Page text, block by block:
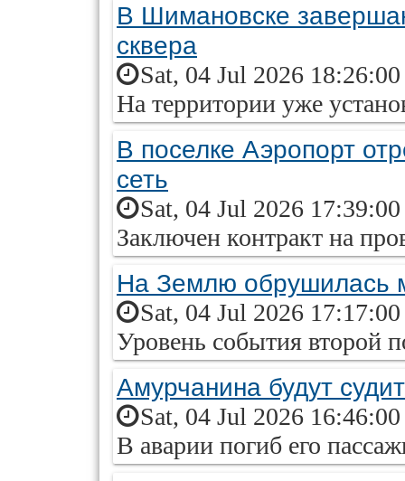
В Шимановске
сквера
Sat, 04 Jul 2026
На территории уже
В поселке Аэропорт
сеть
Sat, 04 Jul 2026
Заключен контракт на
На Землю обрушилась
Sat, 04 Jul 2026
Уровень события второй
Амурчанина будут
Sat, 04 Jul 2026
В аварии погиб его